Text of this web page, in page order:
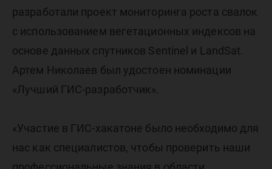
разработали проект мониторинга роста свалок
с использованием вегетационных индексов на
основе данных спутников Sentinel и LandSat.
Артем Николаев был удостоен номинации
«Лучший ГИС-разработчик».
«Участие в ГИС-хакатоне было необходимо для
нас как специалистов, чтобы проверить наши